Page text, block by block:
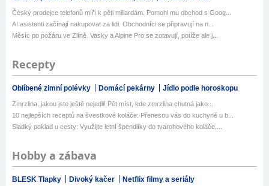
Český prodejce telefonů míří k pěti miliardám. Pomohl mu obchod s Goog...
AI asistenti začínají nakupovat za lidi. Obchodníci se připravují na n...
Měsíc po požáru ve Zlíně. Vasky a Alpine Pro se zotavují, potíže ale j...
Recepty
Oblíbené zimní polévky Domácí pekárny Jídlo podle horoskopu
Zmrzlina, jakou jste ještě nejedli! Pět míst, kde zmrzlina chutná jako...
10 nejlepších receptů na švestkové koláče: Přenesou vás do kuchyně u b...
Sladký poklad u cesty: Využijte letní špendlíky do tvarohového koláče,...
Hobby a zábava
BLESK Tlapky Divoký kačer Netflix filmy a seriály